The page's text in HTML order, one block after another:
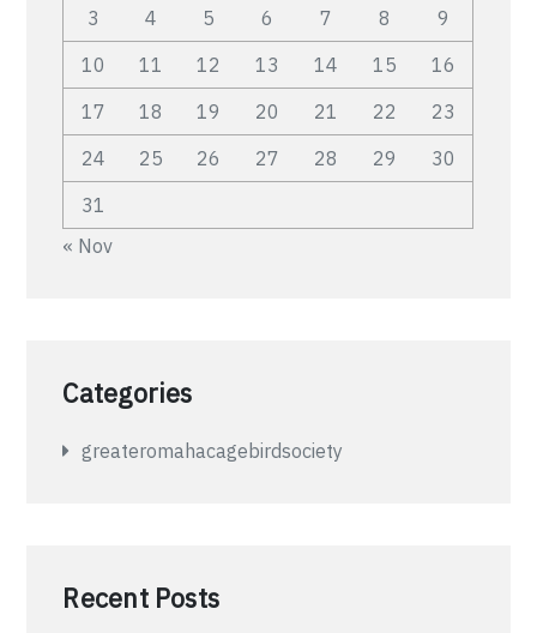
3
4 5 6 7 8
9
10
11 12 13 14 15
16
17
18 19 20 21 22
23
24
25 26 27 28 29
30
31
« Nov
Categories
greateromahacagebirdsociety
Recent Posts